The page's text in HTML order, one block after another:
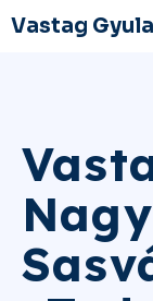
Vastag Gyula